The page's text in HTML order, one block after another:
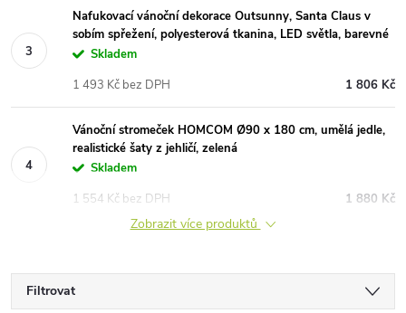
Nafukovací vánoční dekorace Outsunny, Santa Claus v
sobím spřežení, polyesterová tkanina, LED světla, barevné
Skladem
1 806 Kč
1 493 Kč bez DPH
Vánoční stromeček HOMCOM Ø90 x 180 cm, umělá jedle,
realistické šaty z jehličí, zelená
Skladem
1 880 Kč
1 554 Kč bez DPH
Zobrazit více produktů
Filtrovat